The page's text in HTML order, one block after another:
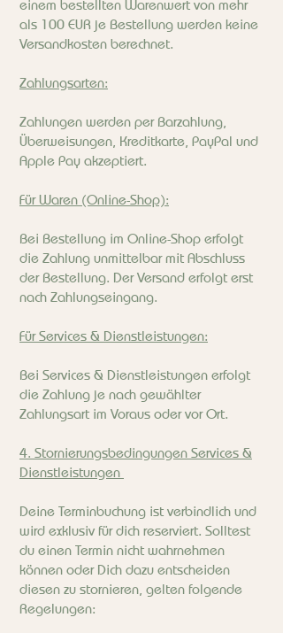
einem bestellten Warenwert von mehr
als 100 EUR je Bestellung werden keine
Versandkosten berechnet.
Zahlungsarten:
Zahlungen werden per Barzahlung,
Überweisungen, Kreditkarte, PayPal und
Apple Pay akzeptiert.
Für Waren (Online-Shop):
Bei Bestellung im Online-Shop erfolgt
die Zahlung unmittelbar mit Abschluss
der Bestellung. Der Versand erfolgt erst
nach Zahlungseingang.
Für Services & Dienstleistungen:
Bei Services & Dienstleistungen erfolgt
die Zahlung je nach gewählter
Zahlungsart im Voraus oder vor Ort.
4. Stornierungsbedingungen Services &
Dienstleistungen
Deine Terminbuchung ist verbindlich und
wird exklusiv für dich reserviert. Solltest
du einen Termin nicht wahrnehmen
können oder Dich dazu entscheiden
diesen zu stornieren, gelten folgende
Regelungen: